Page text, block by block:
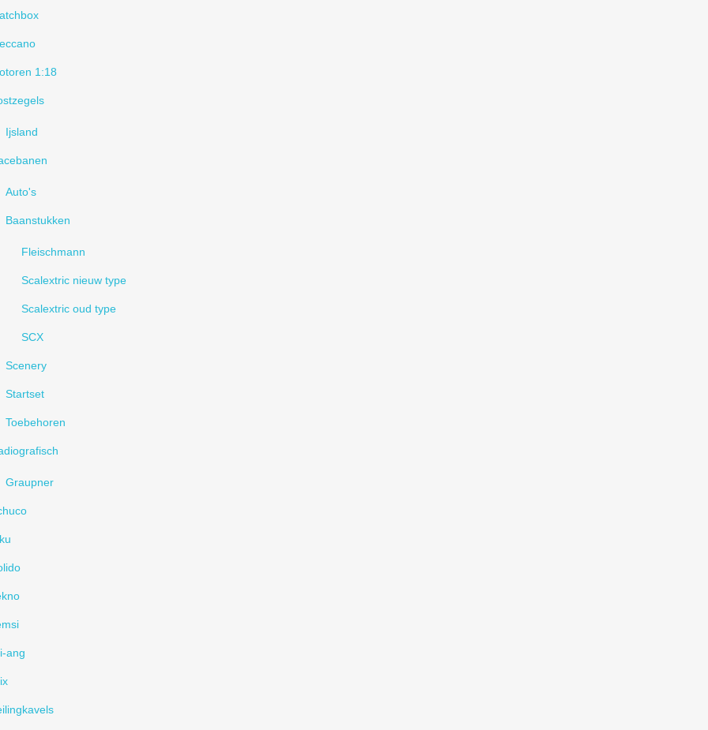
1:18
Ijsland
Auto's
Baanstukken
Fleischmann
Scalextric nieuw type
Scalextric oud type
SCX
Scenery
Startset
Toebehoren
Graupner
ang